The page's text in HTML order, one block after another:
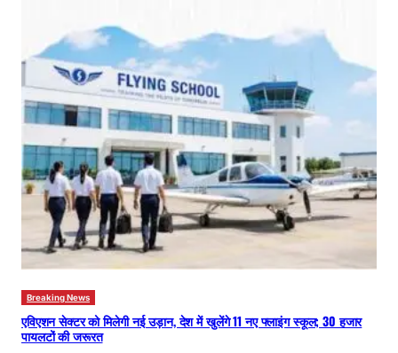
Breaking News
एविएशन सेक्टर को मिलेगी नई उड़ान, देश में खुलेंगे 11 नए फ्लाइंग स्कूल; 30 हजार
पायलटों की जरूरत